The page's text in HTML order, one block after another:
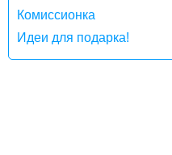
Комиссионка
Идеи для подарка!